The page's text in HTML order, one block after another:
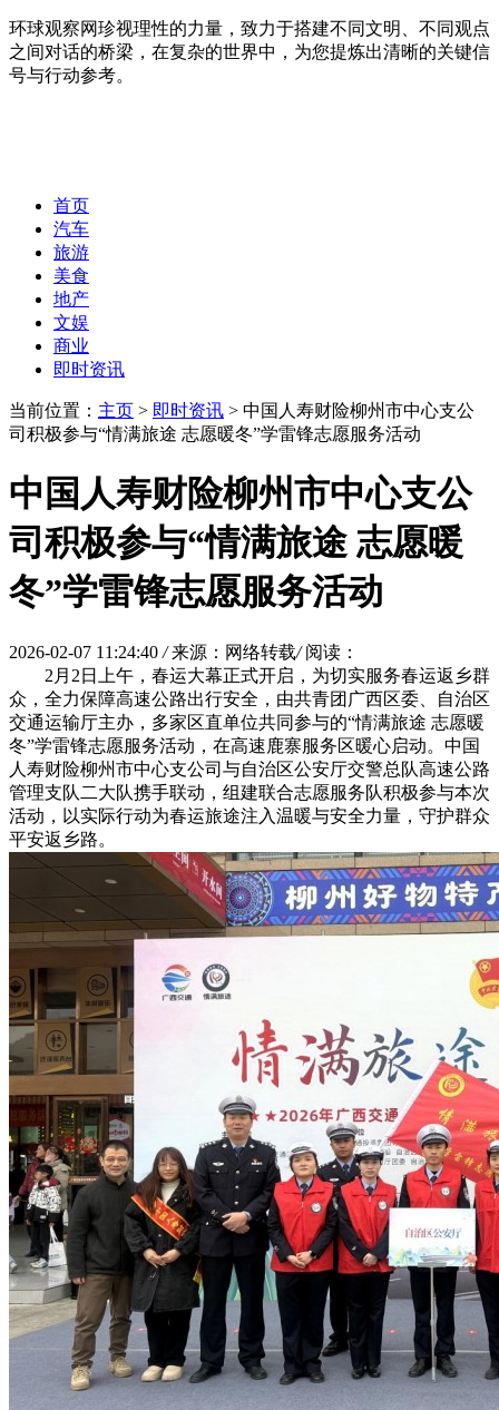
环球观察网珍视理性的力量，致力于搭建不同文明、不同观点
之间对话的桥梁，在复杂的世界中，为您提炼出清晰的关键信
号与行动参考。
首页
汽车
旅游
美食
地产
文娱
商业
即时资讯
当前位置： 主页 > 即时资讯 > 中国人寿财险柳州市中心支公
司积极参与“情满旅途 志愿暖冬”学雷锋志愿服务活动
中国人寿财险柳州市中心支公
司积极参与“情满旅途 志愿暖
冬”学雷锋志愿服务活动
2026-02-07 11:24:40 / 来源：网络转载/ 阅读：
2月2日上午，春运大幕正式开启，为切实服务春运返乡群
众，全力保障高速公路出行安全，由共青团广西区委、自治区
交通运输厅主办，多家区直单位共同参与的“情满旅途 志愿暖
冬”学雷锋志愿服务活动，在高速鹿寨服务区暖心启动。中国
人寿财险柳州市中心支公司与自治区公安厅交警总队高速公路
管理支队二大队携手联动，组建联合志愿服务队积极参与本次
活动，以实际行动为春运旅途注入温暖与安全力量，守护群众
平安返乡路。